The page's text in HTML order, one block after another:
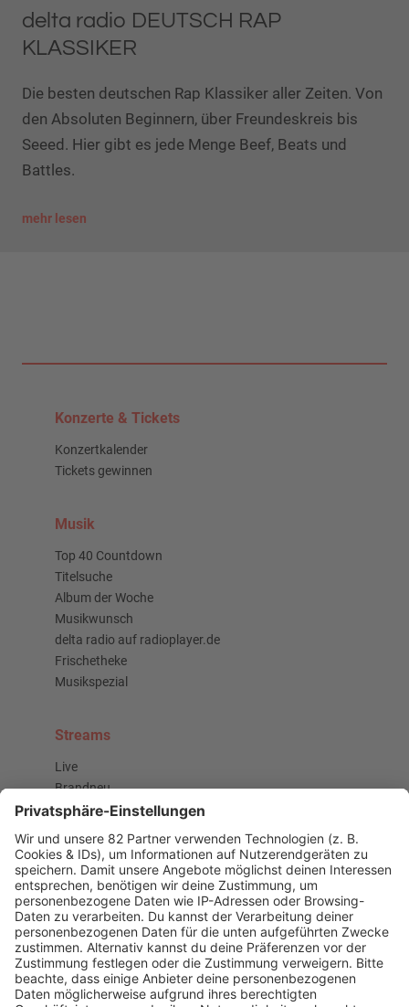
delta radio DEUTSCH RAP
KLASSIKER
Die besten deutschen Rap Klassiker aller Zeiten. Von
den Absoluten Beginnern, über Freundeskreis bis
Seeed. Hier gibt es jede Menge Beef, Beats und
Battles.
mehr lesen
Konzerte & Tickets
Konzertkalender
Tickets gewinnen
Musik
Top 40 Countdown
Titelsuche
Album der Woche
Musikwunsch
delta radio auf radioplayer.de
Frischetheke
Musikspezial
Streams
Live
Brandneu
Buzz Beat Boutique
Country
Chartbuster der Woche
Der beste Rockpop reloaded
Deutsch
Deutschrap Klassiker
EDM Dancefloor
Good Vibes
I Love Hamburg
Mallorca Party